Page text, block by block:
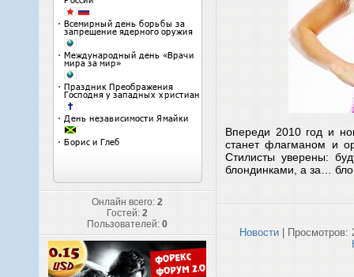
Онлайн всего: 2
Гостей: 2
Пользователей: 0
Впереди 2010 год и
станет флагманом и
Стилисты уверены:
блондинками, а за…
Новости | Просмотров: